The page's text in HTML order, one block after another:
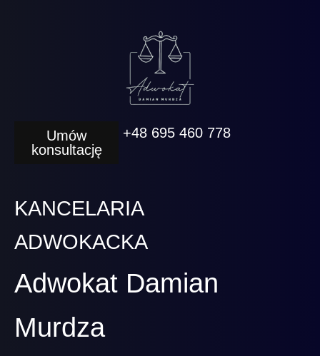
Umów
konsultację
+48 695 460 778
KANCELARIA
ADWOKACKA
Adwokat Damian
Murdza